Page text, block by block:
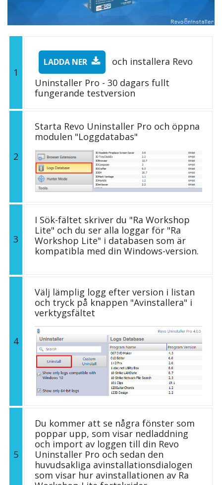
1
LADDA NER
och installera Revo
Uninstaller Pro - 30 dagars fullt
fungerande testversion
2
Starta Revo Uninstaller Pro och öppna
modulen "Loggdatabas"
3
I Sök-fältet skriver du "Ra Workshop
Lite" och du ser alla loggar för "Ra
Workshop Lite" i databasen som är
kompatibla med din Windows-version.
4
Välj lämplig logg efter version i listan
och tryck på knappen "Avinstallera" i
verktygsfältet
5
Du kommer att se några fönster som
poppar upp, som visar nedladdning
och import av loggen till din Revo
Uninstaller Pro och sedan den
huvudsakliga avinstallationsdialogen
som visar hur avinstallationen av Ra